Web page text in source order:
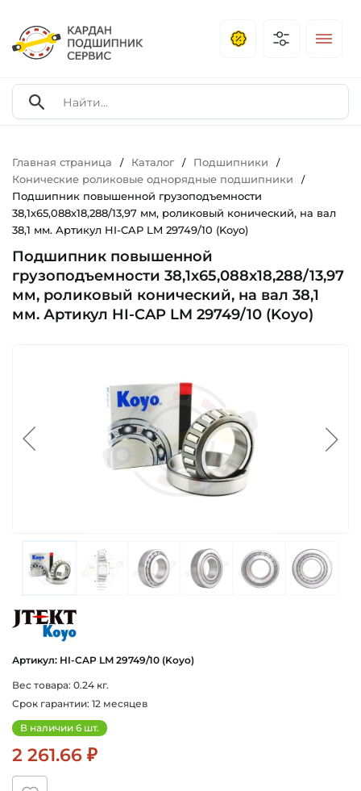
Главная страница / Каталог / Подшипники /
Конические роликовые однорядные подшипники /
Подшипник повышенной грузоподъемности
38,1х65,088х18,288/13,97 мм, роликовый конический, на вал
38,1 мм. Артикул HI-CAP LM 29749/10 (Koyo)
Подшипник повышенной
грузоподъемности 38,1х65,088х18,288/13,97
мм, роликовый конический, на вал 38,1
мм. Артикул HI-CAP LM 29749/10 (Koyo)
Артикул: HI-CAP LM 29749/10 (Koyo)
Вес товара: 0.24 кг.
Срок гарантии: 12 месяцев
В наличии 6 шт.
2 261.66 ₽